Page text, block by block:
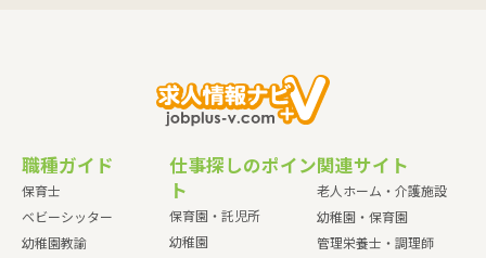
職種ガイド
保育士
ベビーシッター
幼稚園教諭
仕事探しのポイン
ト
保育園・託児所
幼稚園
関連サイト
老人ホーム・介護施設
幼稚園・保育園
管理栄養士・調理師